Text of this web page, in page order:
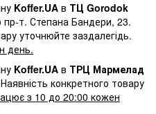
Koffer.UA в ТЦ Gorodok
т. Степана Бандери, 23.
уточнюйте заздалегідь.
день.
Koffer.UA в ТРЦ Мармелад
конкретного товару
з 10 до 20:00 кожен